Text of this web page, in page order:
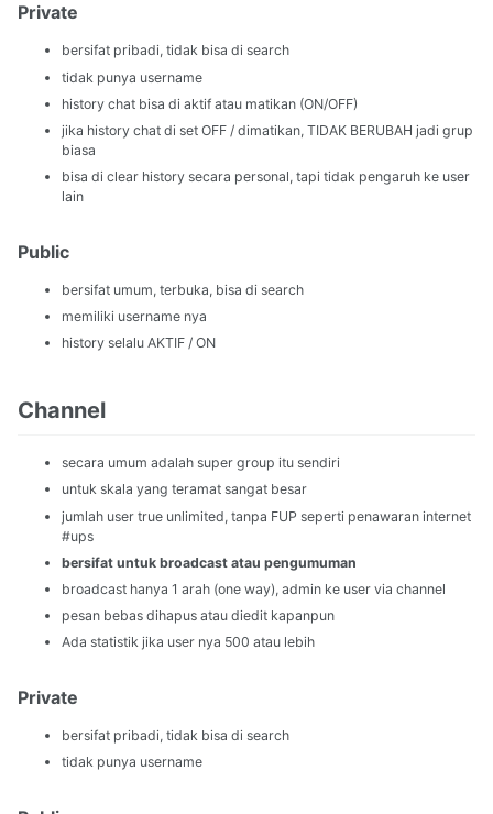
Private
bersifat pribadi, tidak bisa di search
tidak punya username
history chat bisa di aktif atau matikan (ON/OFF)
jika history chat di set OFF / dimatikan, TIDAK BERUBAH jadi grup
biasa
bisa di clear history secara personal, tapi tidak pengaruh ke user
lain
Public
bersifat umum, terbuka, bisa di search
memiliki username nya
history selalu AKTIF / ON
Channel
secara umum adalah super group itu sendiri
untuk skala yang teramat sangat besar
jumlah user true unlimited, tanpa FUP seperti penawaran internet
#ups
bersifat untuk broadcast atau pengumuman
broadcast hanya 1 arah (one way), admin ke user via channel
pesan bebas dihapus atau diedit kapanpun
Ada statistik jika user nya 500 atau lebih
Private
bersifat pribadi, tidak bisa di search
tidak punya username